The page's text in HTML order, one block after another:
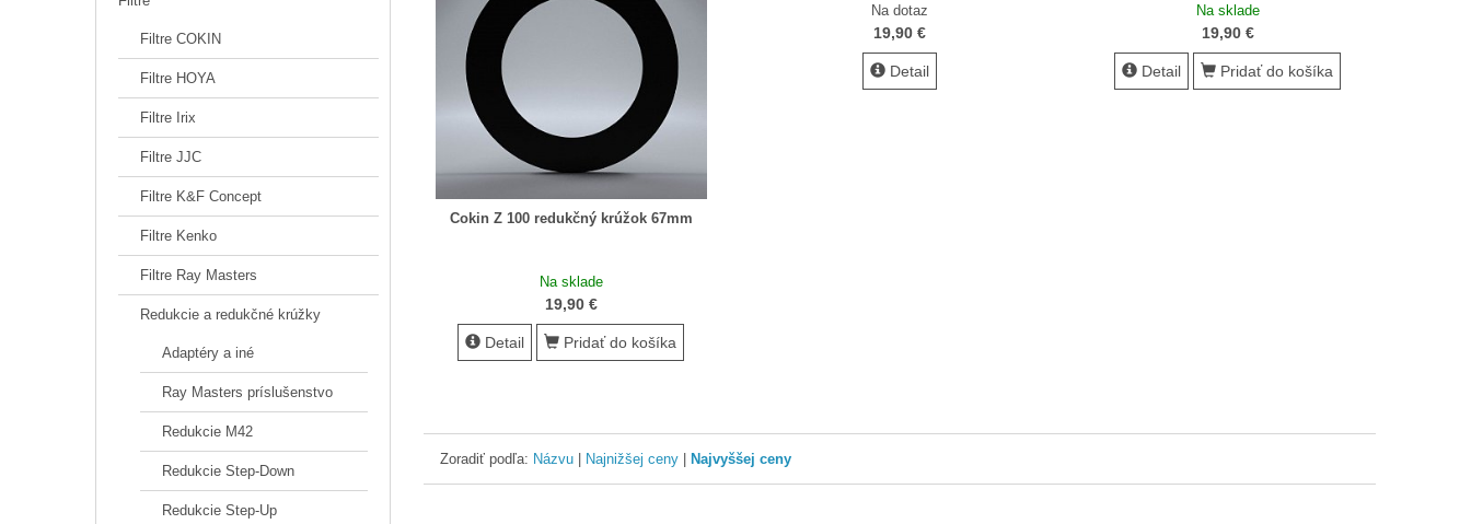
Filtre COKIN
Filtre HOYA
Filtre Irix
Filtre JJC
Filtre K&F Concept
Filtre Kenko
Filtre Ray Masters
Redukcie a redukčné krúžky
Adaptéry a iné
Ray Masters príslušenstvo
Redukcie M42
Redukcie Step-Down
Redukcie Step-Up
Cokin Z 100 redukčný krúžok 67mm
Na sklade
19,90 €
Detail Pridať do košíka
Na dotaz
19,90 €
Detail
Na sklade
19,90 €
Detail Pridať do košíka
Zoradiť podľa: Názvu Najnižšej ceny Najvyššej ceny